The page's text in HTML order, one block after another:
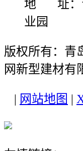
地 址：
业园
版权所有：青
网新型建材有
网站地图